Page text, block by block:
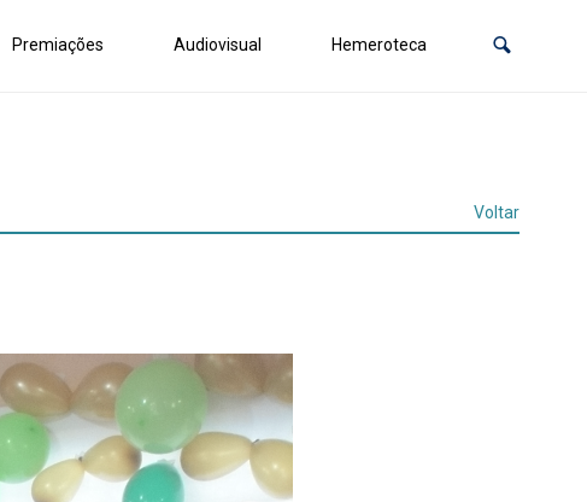
Premiações Audiovisual Hemeroteca
Voltar